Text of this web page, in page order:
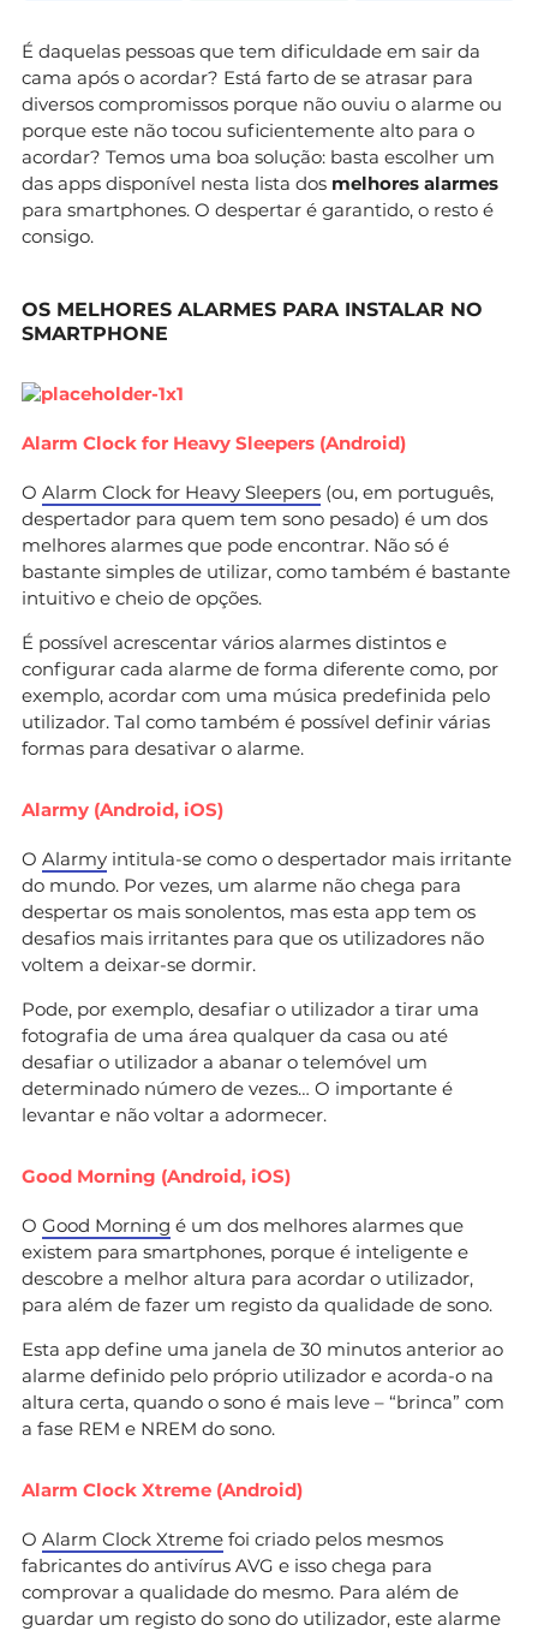
É daquelas pessoas que tem dificuldade em sair da
cama após o acordar? Está farto de se atrasar para
diversos compromissos porque não ouviu o alarme ou
porque este não tocou suficientemente alto para o
acordar? Temos uma boa solução: basta escolher um
das apps disponível nesta lista dos melhores alarmes
para smartphones. O despertar é garantido, o resto é
consigo.
OS MELHORES ALARMES PARA INSTALAR NO
SMARTPHONE
Alarm Clock for Heavy Sleepers (Android)
O Alarm Clock for Heavy Sleepers (ou, em português,
despertador para quem tem sono pesado) é um dos
melhores alarmes que pode encontrar. Não só é
bastante simples de utilizar, como também é bastante
intuitivo e cheio de opções.
É possível acrescentar vários alarmes distintos e
configurar cada alarme de forma diferente como, por
exemplo, acordar com uma música predefinida pelo
utilizador. Tal como também é possível definir várias
formas para desativar o alarme.
Alarmy (Android, iOS)
O Alarmy intitula-se como o despertador mais irritante
do mundo. Por vezes, um alarme não chega para
despertar os mais sonolentos, mas esta app tem os
desafios mais irritantes para que os utilizadores não
voltem a deixar-se dormir.
Pode, por exemplo, desafiar o utilizador a tirar uma
fotografia de uma área qualquer da casa ou até
desafiar o utilizador a abanar o telemóvel um
determinado número de vezes… O importante é
levantar e não voltar a adormecer.
Good Morning (Android, iOS)
O Good Morning é um dos melhores alarmes que
existem para smartphones, porque é inteligente e
descobre a melhor altura para acordar o utilizador,
para além de fazer um registo da qualidade de sono.
Esta app define uma janela de 30 minutos anterior ao
alarme definido pelo próprio utilizador e acorda-o na
altura certa, quando o sono é mais leve – “brinca” com
a fase REM e NREM do sono.
Alarm Clock Xtreme (Android)
O Alarm Clock Xtreme foi criado pelos mesmos
fabricantes do antivírus AVG e isso chega para
comprovar a qualidade do mesmo. Para além de
guardar um registo do sono do utilizador, este alarme